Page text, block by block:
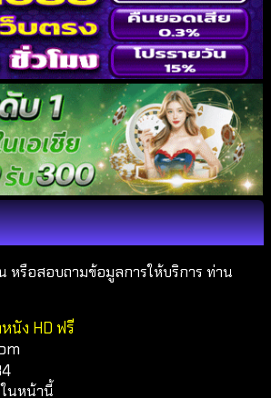
หรือสอบถามข้อมูลการให้บริการ ท่าน
นัง HD ฟรี
นหน้านี้